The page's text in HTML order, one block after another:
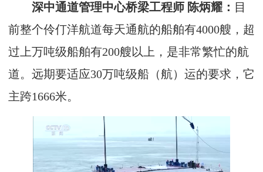
深中通道管理中心桥梁工程师 陈炳耀： 目
前整个伶仃洋航道每天通航的船舶有4000艘，超
过上万吨级船舶有200艘以上，是非常繁忙的航
道。远期要适应30万吨级船（航）运的要求，它
主跨1666米。